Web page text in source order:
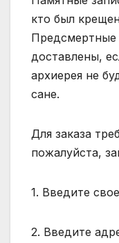
кто был
Предсмертные
доставлены,
архиерея не
сане.
Для заказа
пожалуйста,
1. Введите
2. Введите